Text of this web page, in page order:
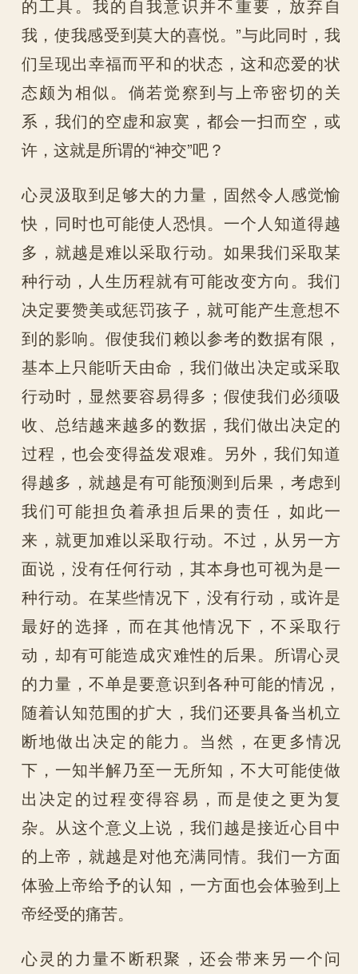
的工具。我的自我意识并不重要，放弃自
我，使我感受到莫大的喜悦。”与此同时，我
们呈现出幸福而平和的状态，这和恋爱的状
态颇为相似。倘若觉察到与上帝密切的关
系，我们的空虚和寂寞，都会一扫而空，或
许，这就是所谓的“神交”吧？
心灵汲取到足够大的力量，固然令人感觉愉
快，同时也可能使人恐惧。一个人知道得越
多，就越是难以采取行动。如果我们采取某
种行动，人生历程就有可能改变方向。我们
决定要赞美或惩罚孩子，就可能产生意想不
到的影响。假使我们赖以参考的数据有限，
基本上只能听天由命，我们做出决定或采取
行动时，显然要容易得多；假使我们必须吸
收、总结越来越多的数据，我们做出决定的
过程，也会变得益发艰难。另外，我们知道
得越多，就越是有可能预测到后果，考虑到
我们可能担负着承担后果的责任，如此一
来，就更加难以采取行动。不过，从另一方
面说，没有任何行动，其本身也可视为是一
种行动。在某些情况下，没有行动，或许是
最好的选择，而在其他情况下，不采取行
动，却有可能造成灾难性的后果。所谓心灵
的力量，不单是要意识到各种可能的情况，
随着认知范围的扩大，我们还要具备当机立
断地做出决定的能力。当然，在更多情况
下，一知半解乃至一无所知，不大可能使做
出决定的过程变得容易，而是使之更为复
杂。从这个意义上说，我们越是接近心目中
的上帝，就越是对他充满同情。我们一方面
体验上帝给予的认知，一方面也会体验到上
帝经受的痛苦。
心灵的力量不断积聚，还会带来另一个问